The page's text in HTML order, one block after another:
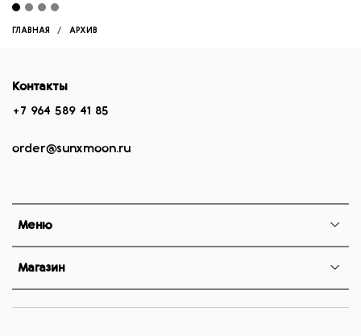
ГЛАВНАЯ АРХИВ
Меню
Магазин
Контакты
+7 964 589 41 85
order@sunxmoon.ru